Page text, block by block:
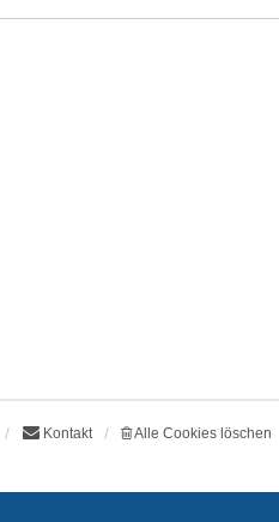
Kontakt Alle Cookies löschen